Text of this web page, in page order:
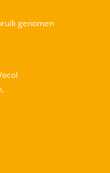
genomen